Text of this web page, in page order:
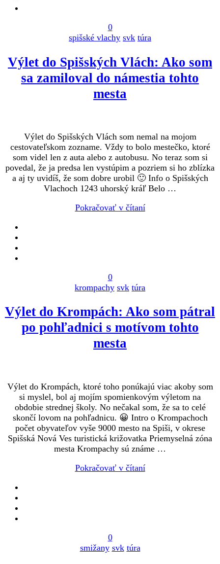
0
spišské vlachy svk túra
Výlet do Spišských Vlách: Ako som
sa zamiloval do námestia tohto
mesta
Výlet do Spišských Vlách som nemal na mojom
cestovateľskom zozname. Vždy to bolo mestečko, ktoré
som videl len z auta alebo z autobusu. No teraz som si
povedal, že ja predsa len vystúpim a pozriem si ho zblízka
a aj ty uvidíš, že som dobre urobil 🙂 Info o Spišských
Vlachoch 1243 uhorský kráľ Belo …
Pokračovať v čítaní
0
krompachy svk túra
Výlet do Krompách: Ako som pátral
po pohľadnici s motívom tohto
mesta
Výlet do Krompách, ktoré toho ponúkajú viac akoby som
si myslel, bol aj mojím spomienkovým výletom na
obdobie strednej školy. No nečakal som, že sa to celé
skončí lovom na pohľadnicu. 😀 Intro o Krompachoch
počet obyvateľov vyše 9000 mesto na Spiši, v okrese
Spišská Nová Ves turistická križovatka Priemyselná zóna
mesta Krompachy sú známe …
Pokračovať v čítaní
0
smižany svk túra